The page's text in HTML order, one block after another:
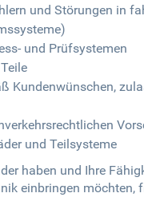
und Störungen in
und Prüfsystemen
Kundenwünschen,
und Teilsysteme
haben und Ihre
einbringen möchten,